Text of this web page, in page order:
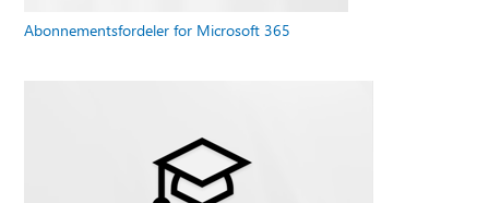
Abonnementsfordeler for Microsoft 365